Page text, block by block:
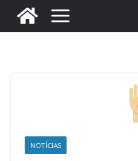
NOTÍCIAS